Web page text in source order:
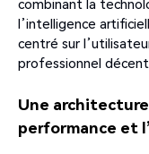
combinant la
l’intelligence
centré sur
professionnel
Une
performance et